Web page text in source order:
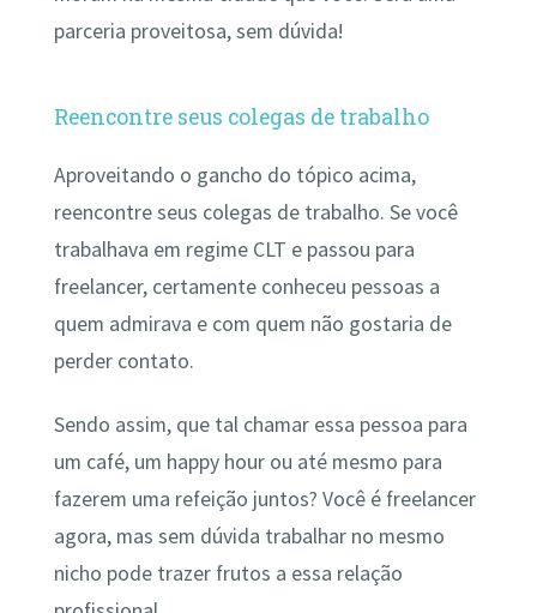
parceria proveitosa, sem dúvida!
Reencontre seus colegas de trabalho
Aproveitando o gancho do tópico acima,
reencontre seus colegas de trabalho. Se você
trabalhava em regime CLT e passou para
freelancer, certamente conheceu pessoas a
quem admirava e com quem não gostaria de
perder contato.
Sendo assim, que tal chamar essa pessoa para
um café, um happy hour ou até mesmo para
fazerem uma refeição juntos? Você é freelancer
agora, mas sem dúvida trabalhar no mesmo
nicho pode trazer frutos a essa relação